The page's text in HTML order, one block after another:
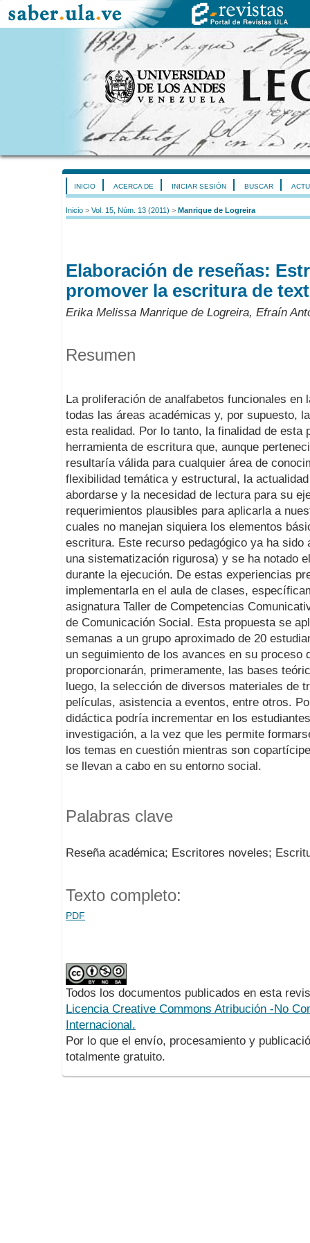
INICIO ACERCA DE INICIAR SESIÓN BUSCAR
Inicio > Vol. 15, Núm. 13 (2011) > Manrique de Logreira
Elaboración de reseñas:
promover la escritura de
Erika Melissa Manrique de Logreira, Efraín
Resumen
La proliferación de analfabetos funcionales en
todas las áreas académicas y, por supuesto,
esta realidad. Por lo tanto, la finalidad de esta
herramienta de escritura que, aunque
resultaría válida para cualquier área de
flexibilidad temática y estructural, la
abordarse y la necesidad de lectura para su
requerimientos plausibles para aplicarla a
cuales no manejan siquiera los elementos
escritura. Este recurso pedagógico ya ha sido
una sistematización rigurosa) y se ha notado
durante la ejecución. De estas experiencias
implementarla en el aula de clases,
asignatura Taller de Competencias
de Comunicación Social. Esta propuesta se
semanas a un grupo aproximado de 20
un seguimiento de los avances en su proceso
proporcionarán, primeramente, las bases
luego, la selección de diversos materiales de
películas, asistencia a eventos, entre otros.
didáctica podría incrementar en los
investigación, a la vez que les permite
los temas en cuestión mientras son
se llevan a cabo en su entorno social.
Palabras clave
Reseña académica; Escritores noveles;
Texto completo:
PDF
Todos los documentos publicados en esta
Licencia Creative Commons Atribución -No
Internacional.
Por lo que el envío, procesamiento y
totalmente gratuito.